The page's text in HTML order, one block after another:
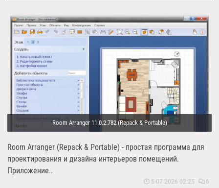
Room Arranger 11.0.2.782 (Repack & Portable)
Room Arranger (Repack & Portable) - простая программа для
проектирования и дизайна интерьеров помещений.
Приложение..
5-07-2026 02:25 6